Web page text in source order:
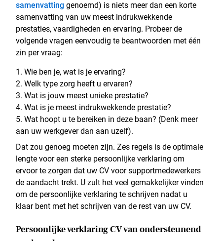
samenvattinggenoemd) is niets meer dan een korte
samenvatting van uw meest indrukwekkende
prestaties, vaardigheden en ervaring. Probeer de
volgende vragen eenvoudig te beantwoorden met één
zin per vraag:
Wie ben je, wat is je ervaring?
Welk type zorg heeft u ervaren?
Wat is jouw meest unieke prestatie?
Wat is je meest indrukwekkende prestatie?
Wat hoopt u te bereiken in deze baan? (Denk meer
aan uw werkgever dan aan uzelf).
Dat zou genoeg moeten zijn. Zes regels is de optimale
lengte voor een sterke persoonlijke verklaring om
ervoor te zorgen dat uw CV voor supportmedewerkers
de aandacht trekt. U zult het veel gemakkelijker vinden
om de persoonlijke verklaring te schrijven nadat u
klaar bent met het schrijven van de rest van uw CV.
Persoonlijke verklaring CV van ondersteunend